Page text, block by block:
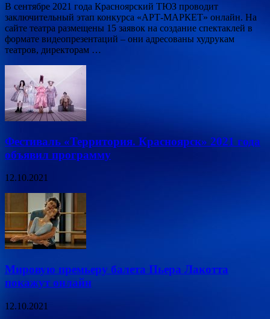
В сентябре 2021 года Красноярский ТЮЗ проводит
заключительный этап конкурса «АРТ-МАРКЕТ» онлайн. На
сайте театра размещены 15 заявок на создание спектаклей в
формате видеопрезентаций – они адресованы худрукам
театров, директорам …
Фестиваль «Территория. Красноярск» 2021 года
объявил программу
12.10.2021
Мировую премьеру балета Пьера Лакотта
покажут онлайн
12.10.2021